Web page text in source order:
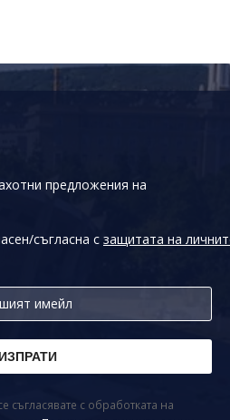
предложения на
съгласна с защитата на
с обработката на